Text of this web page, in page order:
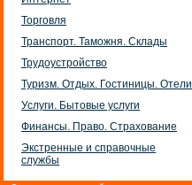
Торговля
Транспорт. Таможня. Склады
Трудоустройство
Туризм. Отдых. Гостиницы. Отели
Услуги. Бытовые услуги
Финансы. Право. Страхование
Экстренные и справочные
службы